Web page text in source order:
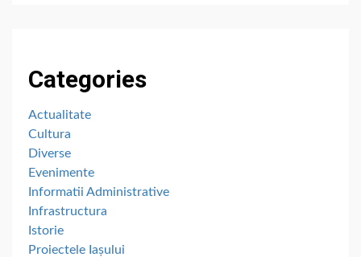
Categories
Actualitate
Cultura
Diverse
Evenimente
Informatii Administrative
Infrastructura
Istorie
Proiectele Iașului